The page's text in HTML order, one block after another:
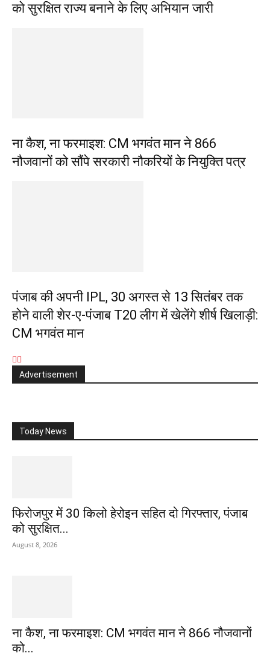
को सुरक्षित राज्य बनाने के लिए अभियान जारी
ना कैश, ना फरमाइश: CM भगवंत मान ने 866
नौजवानों को सौंपे सरकारी नौकरियों के नियुक्ति पत्र
पंजाब की अपनी IPL, 30 अगस्त से 13 सितंबर तक
होने वाली शेर-ए-पंजाब T20 लीग में खेलेंगे शीर्ष खिलाड़ी:
CM भगवंत मान
Advertisement
Today News
फिरोजपुर में 30 किलो हेरोइन सहित दो गिरफ्तार, पंजाब
को सुरक्षित...
August 8, 2026
ना कैश, ना फरमाइश: CM भगवंत मान ने 866 नौजवानों
को...